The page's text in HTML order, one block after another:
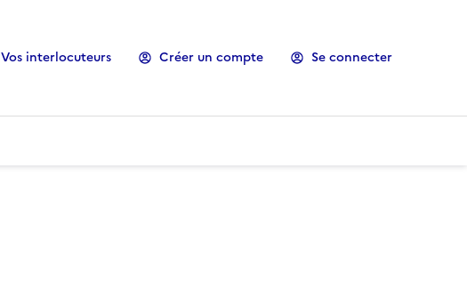
Vos interlocuteurs Créer un compte Se connecter